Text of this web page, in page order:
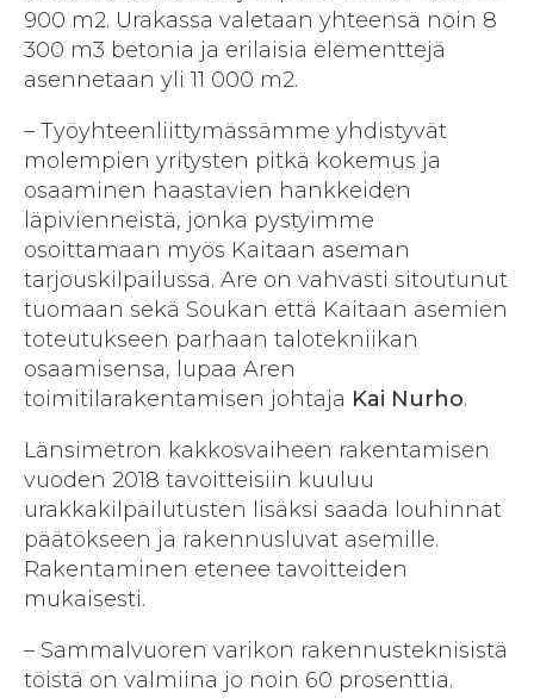
900 m2. Urakassa valetaan yhteensä noin 8
300 m3 betonia ja erilaisia elementtejä
asennetaan yli 11 000 m2.
– Työyhteenliittymässämme yhdistyvät
molempien yritysten pitkä kokemus ja
osaaminen haastavien hankkeiden
läpivienneistä, jonka pystyimme
osoittamaan myös Kaitaan aseman
tarjouskilpailussa. Are on vahvasti sitoutunut
tuomaan sekä Soukan että Kaitaan asemien
toteutukseen parhaan talotekniikan
osaamisensa, lupaa Aren
toimitilarakentamisen johtaja Kai Nurho.
Länsimetron kakkosvaiheen rakentamisen
vuoden 2018 tavoitteisiin kuuluu
urakkakilpailutusten lisäksi saada louhinnat
päätökseen ja rakennusluvat asemille.
Rakentaminen etenee tavoitteiden
mukaisesti.
– Sammalvuoren varikon rakennusteknisistä
töistä on valmiina jo noin 60 prosenttia.